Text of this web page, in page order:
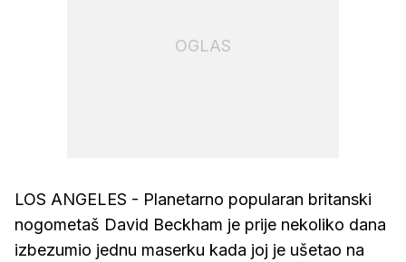
OGLAS
LOS ANGELES - Planetarno popularan britanski
nogometaš David Beckham je prije nekoliko dana
izbezumio jednu maserku kada joj je ušetao na